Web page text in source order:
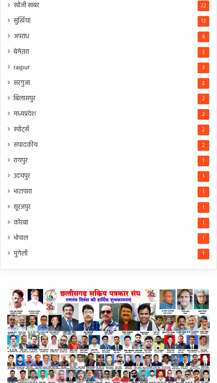
खोजी खबर 22
सुर्खियां 13
अपराध 6
बेमेतरा 3
raipur 3
सरगुजा 2
बिलासपुर 2
मध्यप्रदेश 2
स्पोर्ट्स 2
संपादकीय 2
रायपुर 1
उदयपुर 1
भाटापारा 1
सूरजपुर 1
कोरबा 1
भोपाल 1
मुंगेली 1